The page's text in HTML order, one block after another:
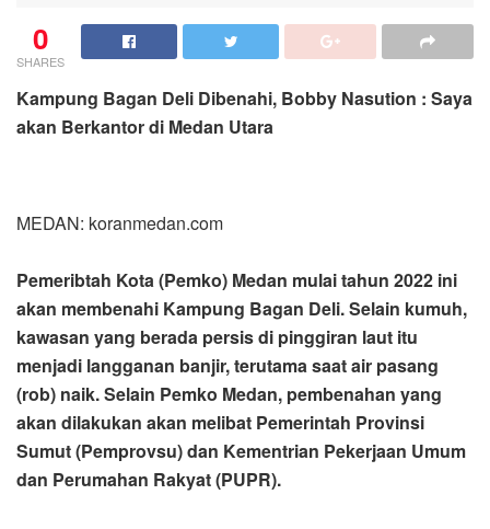
0
SHARES
Kampung Bagan Deli Dibenahi, Bobby Nasution : Saya
akan Berkantor di Medan Utara
MEDAN: koranmedan.com
Pemeribtah Kota (Pemko) Medan mulai tahun 2022 ini
akan membenahi Kampung Bagan Deli. Selain kumuh,
kawasan yang berada persis di pinggiran laut itu
menjadi langganan banjir, terutama saat air pasang
(rob) naik. Selain Pemko Medan, pembenahan yang
akan dilakukan akan melibat Pemerintah Provinsi
Sumut (Pemprovsu) dan Kementrian Pekerjaan Umum
dan Perumahan Rakyat (PUPR).